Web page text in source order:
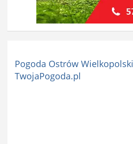
Pogoda Ostrów Wielkopolski
TwojaPogoda.pl